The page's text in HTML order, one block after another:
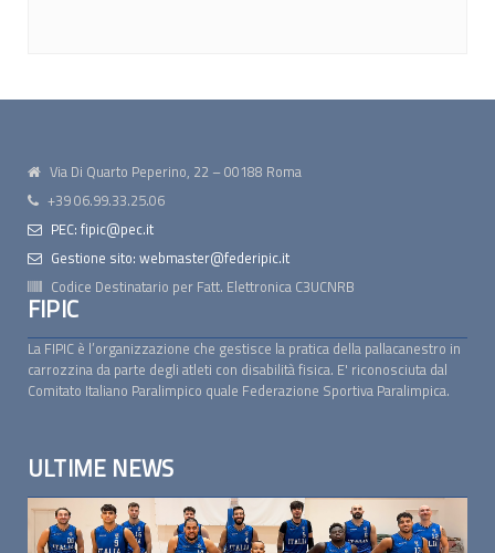
Via Di Quarto Peperino, 22 – 00188 Roma
+39 06.99.33.25.06
PEC: fipic@pec.it
Gestione sito: webmaster@federipic.it
Codice Destinatario per Fatt. Elettronica C3UCNRB
FIPIC
La FIPIC è l’organizzazione che gestisce la pratica della pallacanestro in
carrozzina da parte degli atleti con disabilità fisica. E' riconosciuta dal
Comitato Italiano Paralimpico quale Federazione Sportiva Paralimpica.
ULTIME NEWS